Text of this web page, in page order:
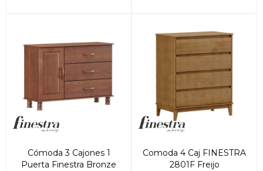
Cómoda 3 Cajones 1
Puerta Finestra Bronze
Comoda 4 Caj FINESTRA
2801F Freijo